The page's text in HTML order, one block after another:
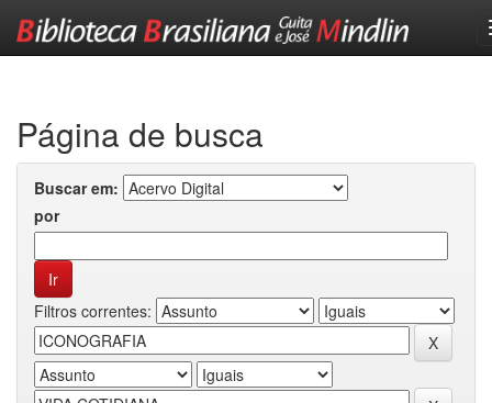
Página de busca
Buscar em:
por
Filtros correntes: